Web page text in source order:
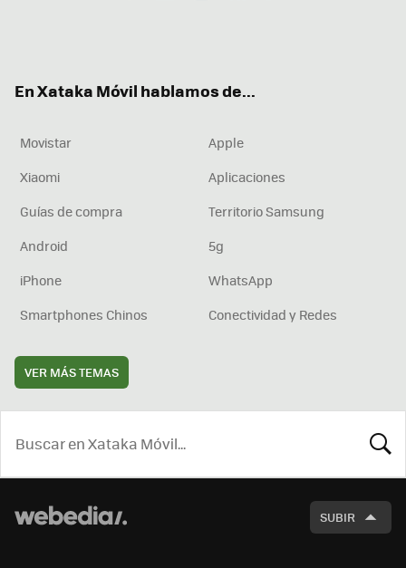
En Xataka Móvil hablamos de...
Movistar
Apple
Xiaomi
Aplicaciones
Guías de compra
Territorio Samsung
Android
5g
iPhone
WhatsApp
Smartphones Chinos
Conectividad y Redes
VER MÁS TEMAS
SUBIR